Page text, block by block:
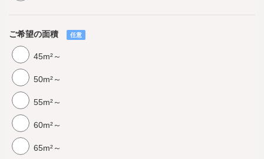
ご希望の面積 任意
45m²～
50m²～
55m²～
60m²～
65m²～